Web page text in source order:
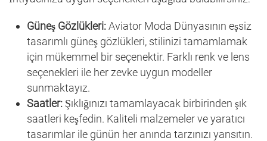
Güneş Gözlükleri:Aviator Moda Dünyasının eşsiz
tasarımlı güneş gözlükleri, stilinizi tamamlamak
için mükemmel bir seçenektir. Farklı renk ve lens
seçenekleri ile her zevke uygun modeller
sunmaktayız.
Saatler: Şıklığınızı tamamlayacak birbirinden şık
saatleri keşfedin. Kaliteli malzemeler ve yaratıcı
tasarımlar ile günün her anında tarzınızı yansıtın.